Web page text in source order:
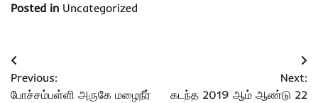
Posted in Uncategorized
Post
navigation
Previous:
போச்சம்பள்ளி அருகே மழைநீர்
Next:
கடந்த 2019 ஆம் ஆண்டு 22